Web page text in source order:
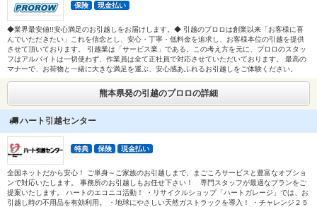
保険 現金払い
◆業界最安値!!安心満足のお引越しをお届けします。◆ 引越のプロロは創業以来「お客様に喜
んでいただきたい」これを信念とし、安心・丁寧・低料金を追求し、お客様本位の引越を提供
させて頂いております。 引越業は「サービス業」である。この考え方を元に、プロロのスタッ
フはアルバイトは一切使わず、作業員は全て正社員で対応させていただいております。 最高の
マナーで、お荷物と一緒に大きな満足を運ぶ、安心感あふれるお引越しをご体験ください。
熊本県発の引越のプロロの詳細
ハート引越センター
特典 保険 現金払い
全国ネットだから安心！ ご単身～ご家族のお引越しまで、まごころサービスと豊富なオプショ
ンで対応いたします。 事務所のお引越しもお任せ下さい！ 専門スタッフが最適なプランをご
提案いたします。 ハートのエコニコ活動！ ・リサイクルショップ「ハートガレージ」では、お
引越し時の不用品を有効利用。 ・地球にやさしい天然ガストラックを導入！ ・チャレンジ２５